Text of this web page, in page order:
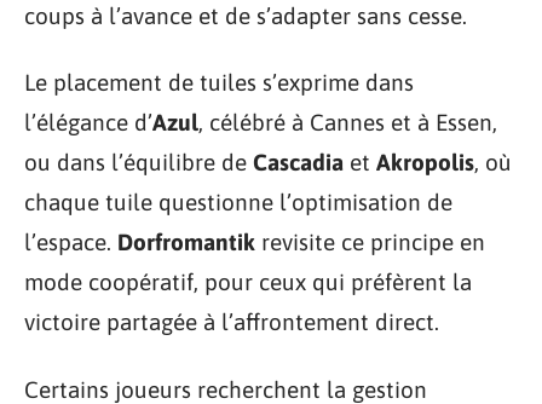
coups à l’avance et de s’adapter sans cesse.
Le placement de tuiles s’exprime dans
l’élégance d’Azul, célébré à Cannes et à Essen,
ou dans l’équilibre de Cascadia et Akropolis, où
chaque tuile questionne l’optimisation de
l’espace. Dorfromantik revisite ce principe en
mode coopératif, pour ceux qui préfèrent la
victoire partagée à l’affrontement direct.
Certains joueurs recherchent la gestion